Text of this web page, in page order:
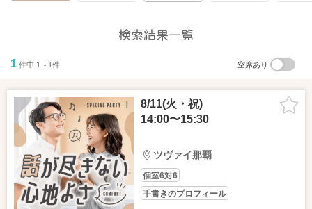
検索結果一覧
1 件中 1～1件 空席あり
8/11(火・祝)
14:00〜15:30
ツヴァイ那覇
個室6対6
手書きのプロフィール